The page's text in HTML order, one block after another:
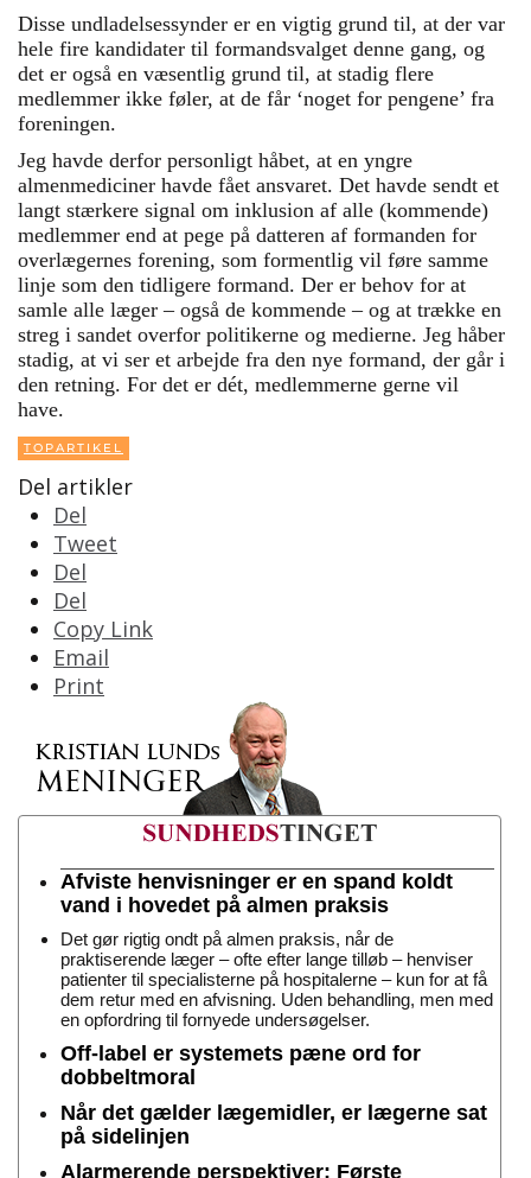
Disse undladelsessynder er en vigtig grund til, at der var
hele fire kandidater til formandsvalget denne gang, og
det er også en væsentlig grund til, at stadig flere
medlemmer ikke føler, at de får ‘noget for pengene’ fra
foreningen.
Jeg havde derfor personligt håbet, at en yngre
almenmediciner havde fået ansvaret. Det havde sendt et
langt stærkere signal om inklusion af alle (kommende)
medlemmer end at pege på datteren af formanden for
overlægernes forening, som formentlig vil føre samme
linje som den tidligere formand. Der er behov for at
samle alle læger – også de kommende – og at trække en
streg i sandet overfor politikerne og medierne. Jeg håber
stadig, at vi ser et arbejde fra den nye formand, der går i
den retning. For det er dét, medlemmerne gerne vil
have.
TOPARTIKEL
Del artikler
Del
Tweet
Del
Del
Copy Link
Email
Print
Afviste henvisninger er en spand koldt
vand i hovedet på almen praksis
Det gør rigtig ondt på almen praksis, når de
praktiserende læger – ofte efter lange tilløb – henviser
patienter til specialisterne på hospitalerne – kun for at få
dem retur med en afvisning. Uden behandling, men med
en opfordring til fornyede undersøgelser.
Off-label er systemets pæne ord for
dobbeltmoral
Når det gælder lægemidler, er lægerne sat
på sidelinjen
Alarmerende perspektiver: Første